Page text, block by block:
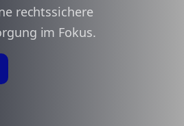
rechtssichere
im Fokus.